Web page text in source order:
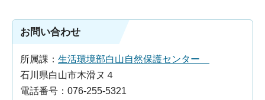
お問い合わせ
所属課： 生活環境部白山自然保護センター
石川県白山市木滑ヌ４
電話番号：076-255-5321